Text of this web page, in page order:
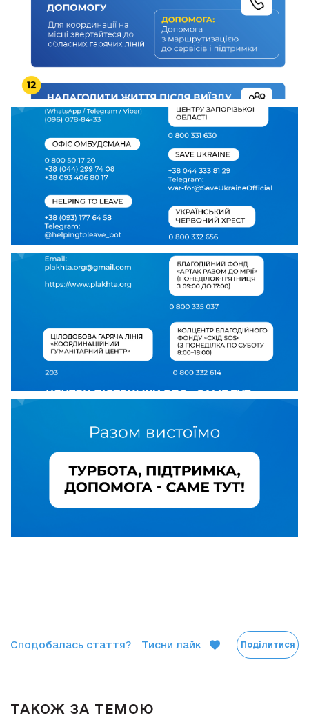
Сподобалась стаття? Тисни лайк Поділитися
ТАКОЖ ЗА ТЕМОЮ